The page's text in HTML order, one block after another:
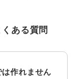
ある質問
作れません